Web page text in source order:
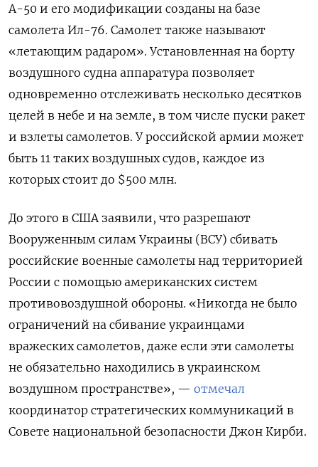
А-50 и его модификации созданы на базе
самолета Ил-76. Самолет также называют
«летающим радаром». Установленная на борту
воздушного судна аппаратура позволяет
одновременно отслеживать несколько десятков
целей в небе и на земле, в том числе пуски ракет
и взлеты самолетов. У российской армии может
быть 11 таких воздушных судов, каждое из
которых стоит до $500 млн.
До этого в США заявили, что разрешают
Вооруженным силам Украины (ВСУ) сбивать
российские военные самолеты над территорией
России с помощью американских систем
противовоздушной обороны. «Никогда не было
ограничений на сбивание украинцами
вражеских самолетов, даже если эти самолеты
не обязательно находились в украинском
воздушном пространстве», — отмечал
координатор стратегических коммуникаций в
Совете национальной безопасности Джон Кирби.